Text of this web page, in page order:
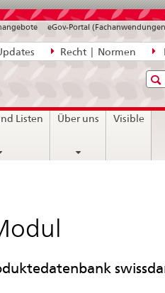
Recht | Normen
eGov-Portal
die
Listen Über uns Visible